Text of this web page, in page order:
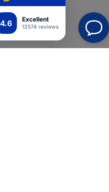
4.6 Excellent
13574 reviews